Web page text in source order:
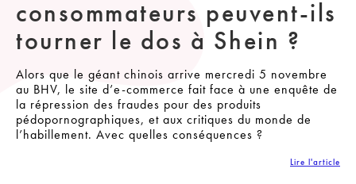
consommateurs peuvent-ils
tourner le dos à Shein ?
Alors que le géant chinois arrive mercredi 5 novembre
au BHV, le site d’e-commerce fait face à une enquête de
la répression des fraudes pour des produits
pédopornographiques, et aux critiques du monde de
l’habillement. Avec quelles conséquences ?
Lire l'article